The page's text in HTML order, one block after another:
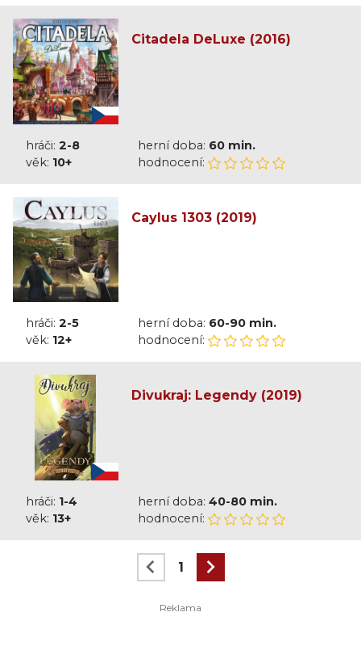
Citadela DeLuxe (2016)
hráči: 2-8 herní doba: 60 min.
věk: 10+ hodnocení:
Caylus 1303 (2019)
hráči: 2-5 herní doba: 60-90 min.
věk: 12+ hodnocení:
Divukraj: Legendy (2019)
hráči: 1-4 herní doba: 40-80 min.
věk: 13+ hodnocení:
1